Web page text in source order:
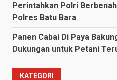
Perintahkan Polri
Polres Batu Bara
Panen Cabai Di Paya
Dukungan untuk Petani
KATEGORI